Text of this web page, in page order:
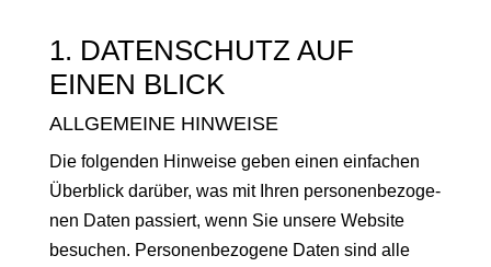
1. DATENSCHUTZ AUF
EINEN BLICK
ALLGEMEINE HINWEISE
Die fol­gen­den Hin­weise geben einen ein­fachen
Überblick darüber, was mit Ihren per­so­n­en­be­zo­ge­
nen Dat­en passiert, wenn Sie unsere Web­site
besuchen. Per­so­n­en­be­zo­gene Dat­en sind alle